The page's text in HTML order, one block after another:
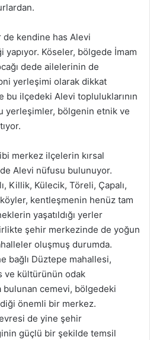
de kendine has Alevi
Köseler, bölgede İmam
dede ailelerinin de
yerleşimi olarak dikkat
bu ilçedeki Alevi topluluklarının
yerleşimler, bölgenin etnik ve
merkez ilçelerin kırsal
Alevi nüfusu bulunuyor.
Killik, Külecik, Töreli, Çapalı,
kentleşmenin henüz tam
yaşatıldığı yerler
şehir merkezinde de yoğun
oluşmuş durumda.
bağlı Düztepe mahallesi,
ve kültürünün odak
bulunan cemevi, bölgedeki
önemli bir merkez.
de yine şehir
güçlü bir şekilde temsil